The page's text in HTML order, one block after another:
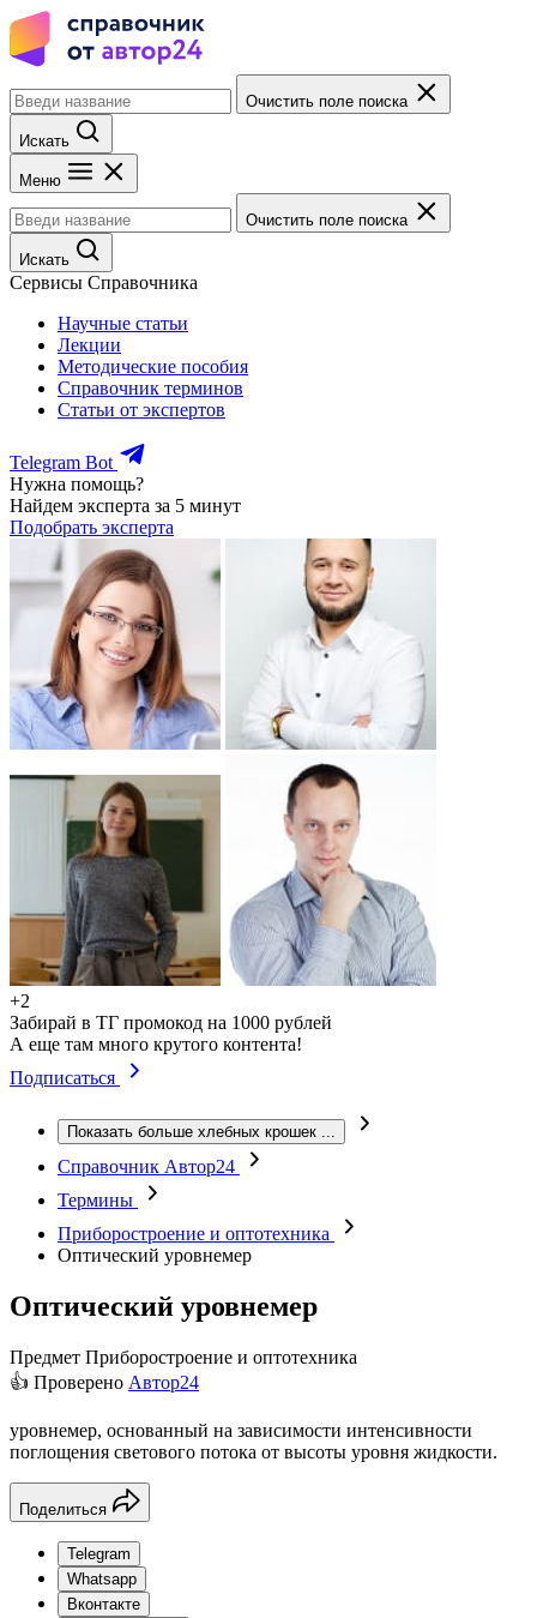
Очистить поле поиска
Искать
Меню
Очистить поле поиска
Искать
Сервисы Справочника
Научные статьи
Лекции
Методические пособия
Справочник терминов
Статьи от экспертов
Telegram Bot
Нужна помощь?
Найдем эксперта за 5 минут
Подобрать эксперта
+2
Забирай в ТГ промокод на 1000 рублей
А еще там много крутого контента!
Подписаться
Показать больше хлебных крошек ...
Справочник Автор24
Термины
Приборостроение и оптотехника
Оптический уровнемер
Оптический уровнемер
Предмет Приборостроение и оптотехника
👍 Проверено Автор24
уровнемер, основанный на зависимости интенсивности
поглощения светового потока от высоты уровня жидкости.
Поделиться
Telegram
Whatsapp
Вконтакте